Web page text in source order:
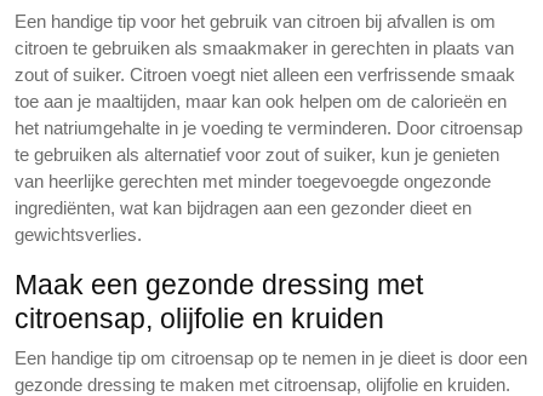
Een handige tip voor het gebruik van citroen bij afvallen is om
citroen te gebruiken als smaakmaker in gerechten in plaats van
zout of suiker. Citroen voegt niet alleen een verfrissende smaak
toe aan je maaltijden, maar kan ook helpen om de calorieën en
het natriumgehalte in je voeding te verminderen. Door citroensap
te gebruiken als alternatief voor zout of suiker, kun je genieten
van heerlijke gerechten met minder toegevoegde ongezonde
ingrediënten, wat kan bijdragen aan een gezonder dieet en
gewichtsverlies.
Maak een gezonde dressing met
citroensap, olijfolie en kruiden
Een handige tip om citroensap op te nemen in je dieet is door een
gezonde dressing te maken met citroensap, olijfolie en kruiden.